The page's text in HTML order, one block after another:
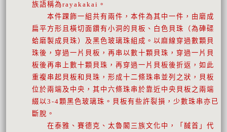
族語稱為rayakakai。
本件踝飾一組共有兩件，本件為其中一件，由磨成
扁平方形且橫切面鑽有小洞的貝板、白色貝珠（為硨磲
蛤磨製成貝珠）及黑色玻璃珠組成。以麻線穿過數顆貝
珠後，穿過一片貝板，再串以數十顆貝珠，穿過一片貝
板後再串上數十顆貝珠，再穿過一片貝板後折返，如此
重複串起貝板和貝珠，形成十二條珠串並列之狀，貝板
位於兩端及中央，其中六條珠串於靠近中央貝板之兩端
綴以3-4顆黑色玻璃珠。貝板有些許裂損，少數珠串亦已
斷脫。
在泰雅、賽德克、太魯閣三族文化中，「馘首」代